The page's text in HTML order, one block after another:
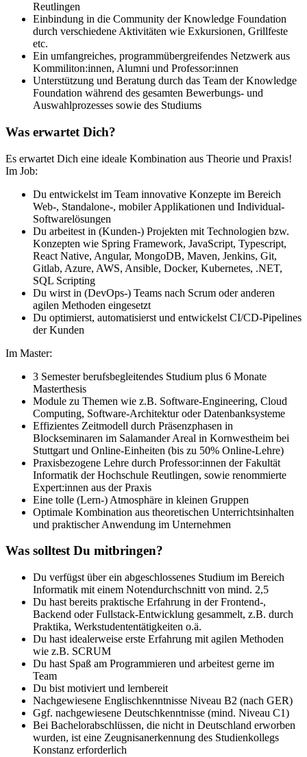
Reutlingen
Einbindung in die Community der Knowledge Foundation
durch verschiedene Aktivitäten wie Exkursionen, Grillfeste
etc.
Ein umfangreiches, programmübergreifendes Netzwerk aus
Kommiliton:innen, Alumni und Professor:innen
Unterstützung und Beratung durch das Team der Knowledge
Foundation während des gesamten Bewerbungs- und
Auswahlprozesses sowie des Studiums
Was erwartet Dich?
Es erwartet Dich eine ideale Kombination aus Theorie und Praxis!
Im Job:
Du entwickelst im Team innovative Konzepte im Bereich
Web-, Standalone-, mobiler Applikationen und Individual-
Softwarelösungen
Du arbeitest in (Kunden-) Projekten mit Technologien bzw.
Konzepten wie Spring Framework, JavaScript, Typescript,
React Native, Angular, MongoDB, Maven, Jenkins, Git,
Gitlab, Azure, AWS, Ansible, Docker, Kubernetes, .NET,
SQL Scripting
Du wirst in (DevOps-) Teams nach Scrum oder anderen
agilen Methoden eingesetzt
Du optimierst, automatisierst und entwickelst CI/CD-Pipelines
der Kunden
Im Master:
3 Semester berufsbegleitendes Studium plus 6 Monate
Masterthesis
Module zu Themen wie z.B. Software-Engineering, Cloud
Computing, Software-Architektur oder Datenbanksysteme
Effizientes Zeitmodell durch Präsenzphasen in
Blockseminaren im Salamander Areal in Kornwestheim bei
Stuttgart und Online-Einheiten (bis zu 50% Online-Lehre)
Praxisbezogene Lehre durch Professor:innen der Fakultät
Informatik der Hochschule Reutlingen, sowie renommierte
Expert:innen aus der Praxis
Eine tolle (Lern-) Atmosphäre in kleinen Gruppen
Optimale Kombination aus theoretischen Unterrichtsinhalten
und praktischer Anwendung im Unternehmen
Was solltest Du mitbringen?
Du verfügst über ein abgeschlossenes Studium im Bereich
Informatik mit einem Notendurchschnitt von mind. 2,5
Du hast bereits praktische Erfahrung in der Frontend-,
Backend oder Fullstack-Entwicklung gesammelt, z.B. durch
Praktika, Werkstudententätigkeiten o.ä.
Du hast idealerweise erste Erfahrung mit agilen Methoden
wie z.B. SCRUM
Du hast Spaß am Programmieren und arbeitest gerne im
Team
Du bist motiviert und lernbereit
Nachgewiesene Englischkenntnisse Niveau B2 (nach GER)
Ggf. nachgewiesene Deutschkenntnisse (mind. Niveau C1)
Bei Bachelorabschlüssen, die nicht in Deutschland erworben
wurden, ist eine Zeugnisanerkennung des Studienkollegs
Konstanz erforderlich